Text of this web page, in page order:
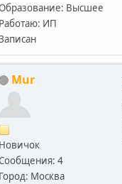
Высшее
Работаю: ИП
Mur
Новичок
4
Город: Москва